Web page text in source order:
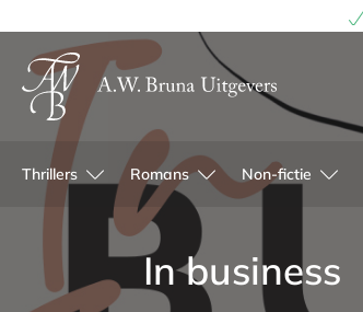
Thrillers Romans Non-fictie
In business